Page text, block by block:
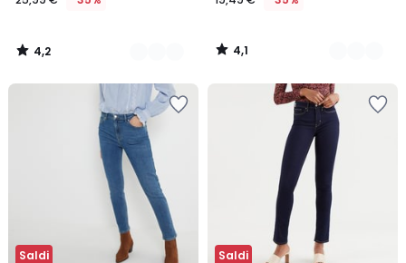
39,99
€ 4,2
/
4,1
/
Saldi Saldi